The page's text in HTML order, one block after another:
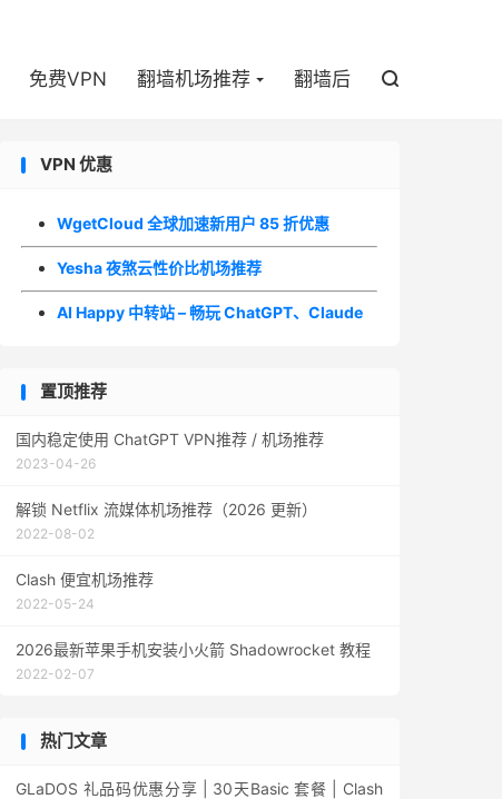
免费VPN 翻墙机场推荐 翻墙后 
VPN 优惠
WgetCloud 全球加速新用户 85 折优惠
Yesha 夜煞云性价比机场推荐
AI Happy 中转站 – 畅玩 ChatGPT、Claude
置顶推荐
国内稳定使用 ChatGPT VPN推荐 / 机场推荐
2023-04-26
解锁 Netflix 流媒体机场推荐（2026 更新）
2022-08-02
Clash 便宜机场推荐
2022-05-24
2026最新苹果手机安装小火箭 Shadowrocket 教程
2022-02-07
热门文章
GLaDOS 礼品码优惠分享 | 30天Basic 套餐 | Clash